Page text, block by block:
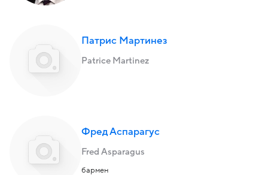
Патрис Мартинез
Patrice Martinez
Фред Аспарагус
Fred Asparagus
бармен